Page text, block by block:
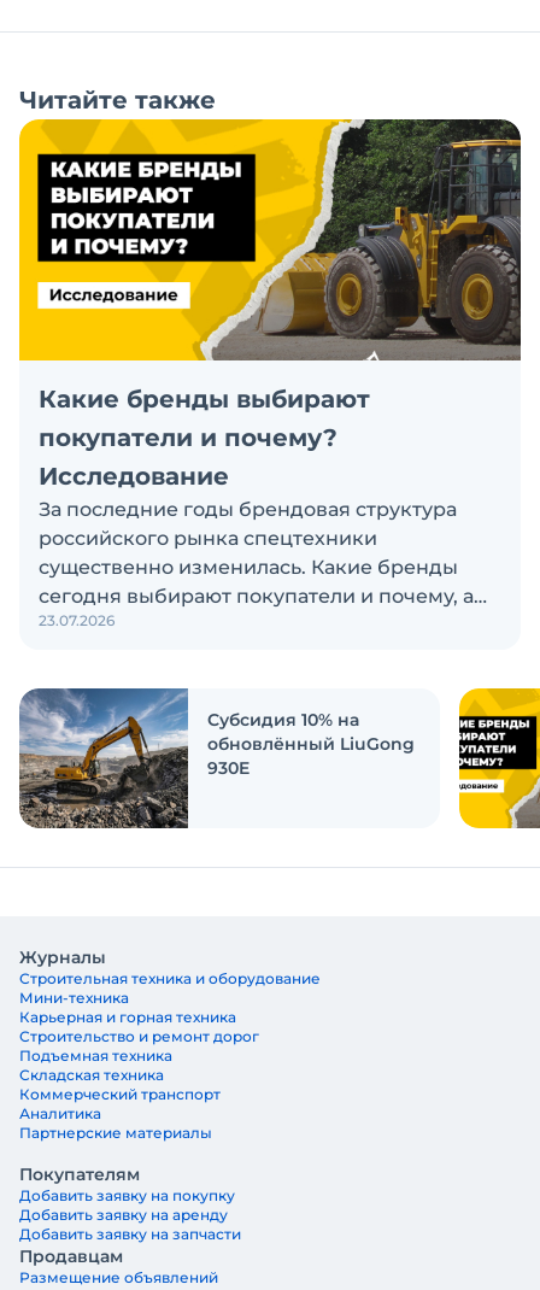
Читайте также
Какие бренды выбирают
покупатели и почему?
Исследование
За последние годы брендовая структура
российского рынка спецтехники
существенно изменилась. Какие бренды
сегодня выбирают покупатели и почему, а
также кого считают лидерами рынка?
23.07.2026
Субсидия 10% на
обновлённый LiuGong
930E
Журналы
Строительная техника и оборудование
Мини-техника
Карьерная и горная техника
Строительство и ремонт дорог
Подъемная техника
Складская техника
Коммерческий транспорт
Аналитика
Партнерские материалы
Покупателям
Добавить заявку на покупку
Добавить заявку на аренду
Добавить заявку на запчасти
Продавцам
Размещение объявлений